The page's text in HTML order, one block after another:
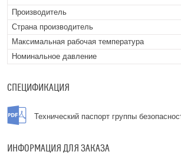
Производитель
Страна производитель
Максимальная рабочая температура
Номинальное давление
СПЕЦИФИКАЦИЯ
Технический паспорт группы
ИНФОРМАЦИЯ ДЛЯ ЗАКАЗА